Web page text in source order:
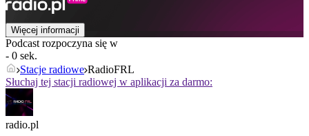
Więcej informacji
Podcast rozpoczyna się w
- 0 sek.
Stacje radiowe RadioFRL
Słuchaj tej stacji radiowej w aplikacji za darmo:
radio.pl